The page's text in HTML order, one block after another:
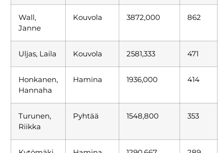
Wall,
Janne
Kouvola 3872,000 862
Uljas, Laila Kouvola 2581,333 471
Honkanen,
Hannaha
Hamina 1936,000 414
Turunen,
Riikka
Pyhtää 1548,800 353